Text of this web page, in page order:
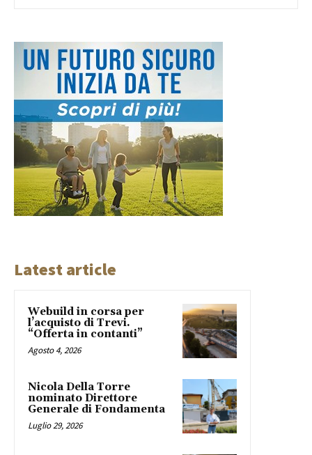
Latest article
Webuild in corsa per
l’acquisto di Trevi.
“Offerta in contanti”
Agosto 4, 2026
Nicola Della Torre
nominato Direttore
Generale di Fondamenta
Luglio 29, 2026